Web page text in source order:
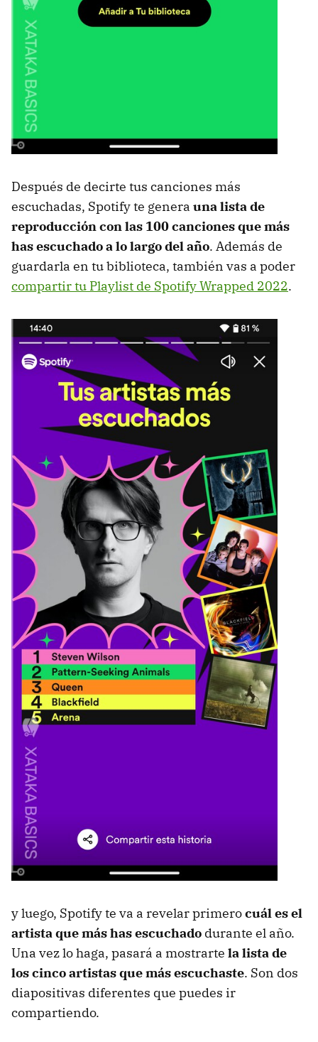
Después de decirte tus canciones más
escuchadas, Spotify te genera una lista de
reproducción con las 100 canciones que más
has escuchado a lo largo del año. Además de
guardarla en tu biblioteca, también vas a poder
compartir tu Playlist de Spotify Wrapped 2022.
y luego, Spotify te va a revelar primerocuál es el
artista que más has escuchado durante el año.
Una vez lo haga, pasará a mostrarte la lista de
los cinco artistas que más escuchaste. Son dos
diapositivas diferentes que puedes ir
compartiendo.